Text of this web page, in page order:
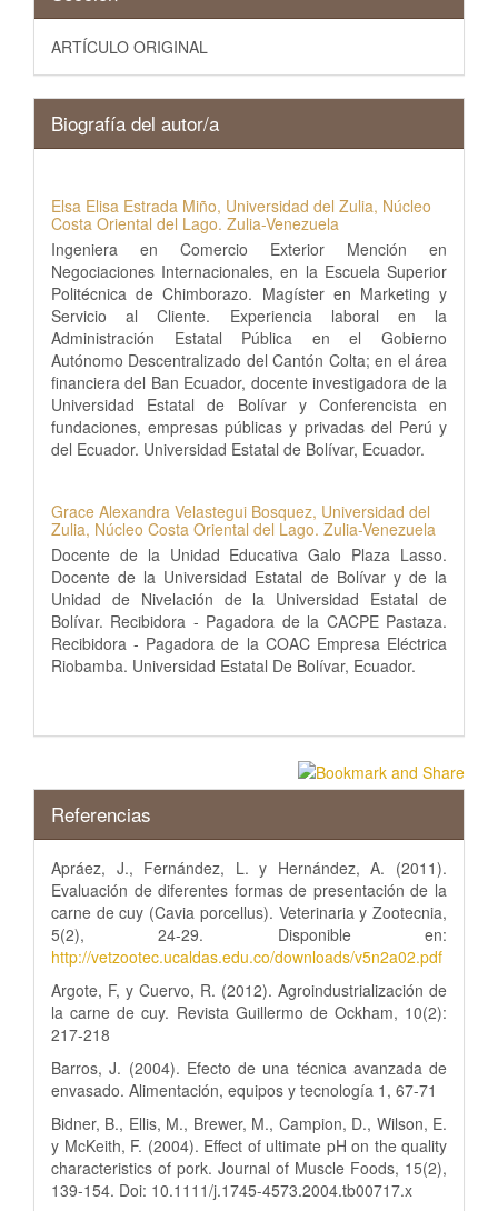
ARTÍCULO ORIGINAL
Biografía del autor/a
Elsa Elisa Estrada Miño, Universidad del Zulia, Núcleo
Costa Oriental del Lago. Zulia-Venezuela
Ingeniera en Comercio Exterior Mención en
Negociaciones Internacionales, en la Escuela Superior
Politécnica de Chimborazo. Magíster en Marketing y
Servicio al Cliente. Experiencia laboral en la
Administración Estatal Pública en el Gobierno
Autónomo Descentralizado del Cantón Colta; en el área
financiera del Ban Ecuador, docente investigadora de la
Universidad Estatal de Bolívar y Conferencista en
fundaciones, empresas públicas y privadas del Perú y
del Ecuador. Universidad Estatal de Bolívar, Ecuador.
Grace Alexandra Velastegui Bosquez, Universidad del
Zulia, Núcleo Costa Oriental del Lago. Zulia-Venezuela
Docente de la Unidad Educativa Galo Plaza Lasso.
Docente de la Universidad Estatal de Bolívar y de la
Unidad de Nivelación de la Universidad Estatal de
Bolívar. Recibidora - Pagadora de la CACPE Pastaza.
Recibidora - Pagadora de la COAC Empresa Eléctrica
Riobamba. Universidad Estatal De Bolívar, Ecuador.
Referencias
Apráez, J., Fernández, L. y Hernández, A. (2011).
Evaluación de diferentes formas de presentación de la
carne de cuy (Cavia porcellus). Veterinaria y Zootecnia,
5(2), 24-29. Disponible en:
http://vetzootec.ucaldas.edu.co/downloads/v5n2a02.pdf
Argote, F, y Cuervo, R. (2012). Agroindustrialización de
la carne de cuy. Revista Guillermo de Ockham, 10(2):
217-218
Barros, J. (2004). Efecto de una técnica avanzada de
envasado. Alimentación, equipos y tecnología 1, 67-71
Bidner, B., Ellis, M., Brewer, M., Campion, D., Wilson, E.
y McKeith, F. (2004). Effect of ultimate pH on the quality
characteristics of pork. Journal of Muscle Foods, 15(2),
139-154. Doi: 10.1111/j.1745-4573.2004.tb00717.x